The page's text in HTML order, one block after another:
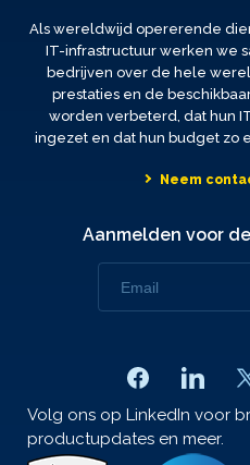
Als wereldwijd opererende
IT-infrastructuur werken we
bedrijven over de hele
prestaties en de
worden verbeterd, dat hun
ingezet en dat hun budget zo
Neem
Aanmelden voor
Volg ons op LinkedIn voor
productupdates en meer.